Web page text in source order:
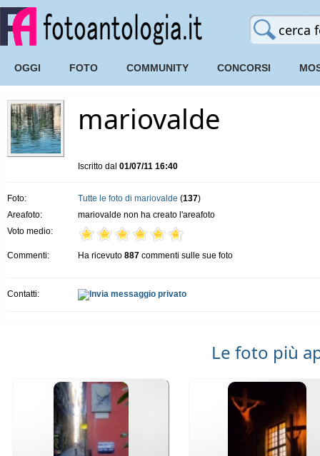
OGGI FOTO COMMUNITY CONCORSI
mariovalde
Iscritto dal 01/07/11 16:40
Foto: Tutte le foto di mariovalde (137)
Areafoto:
mariovalde non ha creato l'areafoto
Voto medio:
Commenti: Ha ricevuto 887 commenti sulle sue foto
Contatti:
Le foto più